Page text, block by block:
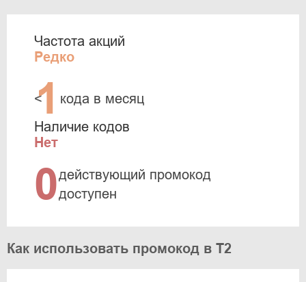
Частота акций
Редко
<
1 кода в месяц
Наличие кодов
Нет
0действующий промокод
доступен
Как использовать промокод в T2